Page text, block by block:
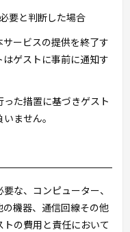
要と判断した場合
ービスの提供を終了す
ゲストに事前に通知す
た措置に基づきゲスト
ません。
な、コンピューター、
機器、通信回線その他
の費用と責任において